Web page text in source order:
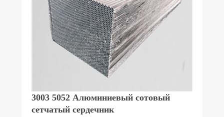
3003 5052 Алюминиевый сотовый
сетчатый сердечник